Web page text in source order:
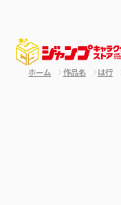
ホーム 作品名 は行